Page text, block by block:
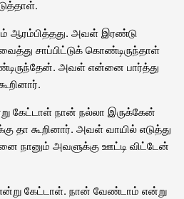
ஆரம்பித்தது. அவள் இரண்டு
சாப்பிட்டுக் கொண்டிருந்தாள்
அவள் என்னை பார்த்து
கேட்டாள் நான் நல்லா இருக்கேன்
தா கூறினார். அவள் வாயில் எடுத்து
நானும் அவளுக்கு ஊட்டி விட்டேன்
கேட்டாள். நான் வேண்டாம் என்று